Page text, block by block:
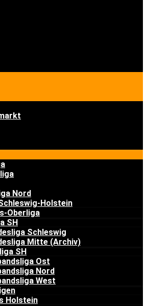
Nord
Holstein
Oberliga
SH
Schleswig
Mitte (Archiv)
SH
Ost
Nord
West
Holstein